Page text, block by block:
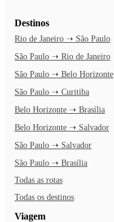
Destinos
Rio de Janeiro ➝ São Paulo
São Paulo ➝ Rio de Janeiro
São Paulo ➝ Belo Horizonte
São Paulo ➝ Curitiba
Belo Horizonte ➝ Brasília
Belo Horizonte ➝ Salvador
São Paulo ➝ Salvador
São Paulo ➝ Brasília
Todas as rotas
Todas os destinos
Viagem